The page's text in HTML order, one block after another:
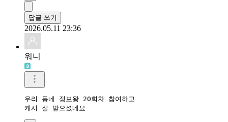
답글 쓰기
2026.05.11 23:36
워니
우리 동네 정보왕 20회차 참여하고
캐시 잘 받으셨네요